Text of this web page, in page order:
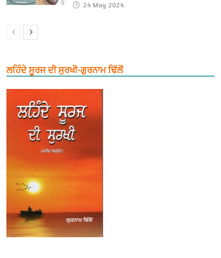
24 May 2024
ਲਹਿੰਦੇ ਸੂਰਜ ਦੀ ਸੁਰਖੀ-ਗੁਰਨਾਮ ਢਿੱਲੋਂ